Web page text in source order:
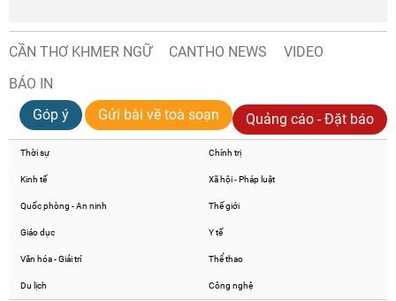
CẦN THƠ KHMER NGỮ CANTHO NEWS
VIDEO
BÁO IN
Góp ý
Gửi bài về toà soạn Quảng cáo - Đặt báo
Thời sự Chính trị
Kinh tế Xã hội - Pháp luật
Quốc phòng - An ninh Thế giới
Giáo dục Y tế
Văn hóa - Giải trí Thể thao
Du lịch Công nghệ